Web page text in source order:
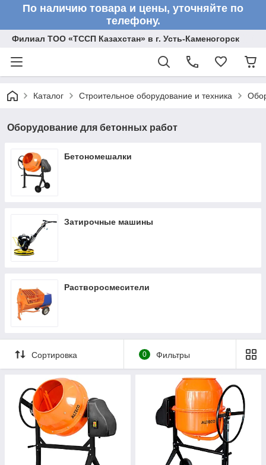
По наличию товара и цены, уточняйте по
телефону.
Филиал ТОО «ТССП Казахстан» в г. Усть-Каменогорск
Каталог Строительное оборудование и техника
Оборудование для бетонных работ
Бетономешалки
Затирочные машины
Растворосмесители
Сортировка 0 Фильтры